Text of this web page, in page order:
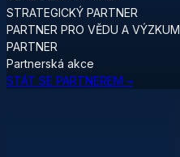
STRATEGICKÝ PARTNER
PARTNER PRO VĚDU A VÝZKUM
PARTNER
Partnerská akce
STÁT SE PARTNEREM →